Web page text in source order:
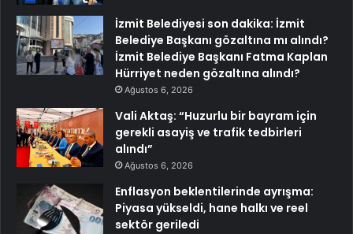
İzmit Belediyesi son dakika: İzmit
Belediye Başkanı gözaltına mı alındı?
İzmit Belediye Başkanı Fatma Kaplan
Hürriyet neden gözaltına alındı?
Ağustos 6, 2026
Vali Aktaş: “Huzurlu bir bayram için
gerekli asayiş ve trafik tedbirleri
alındı”
Ağustos 6, 2026
Enflasyon beklentilerinde ayrışma:
Piyasa yükseldi, hane halkı ve reel
sektör geriledi